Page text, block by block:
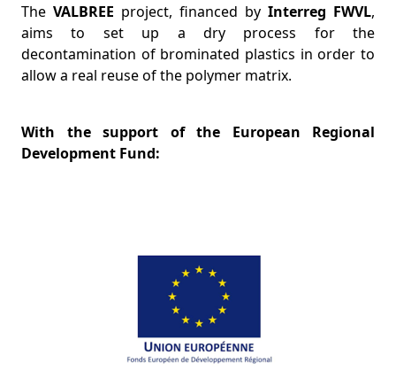
The VALBREE project, financed by Interreg FWVL,
aims to set up a dry process for the
decontamination of brominated plastics in order to
allow a real reuse of the polymer matrix.
With the support of the European Regional
Development Fund: